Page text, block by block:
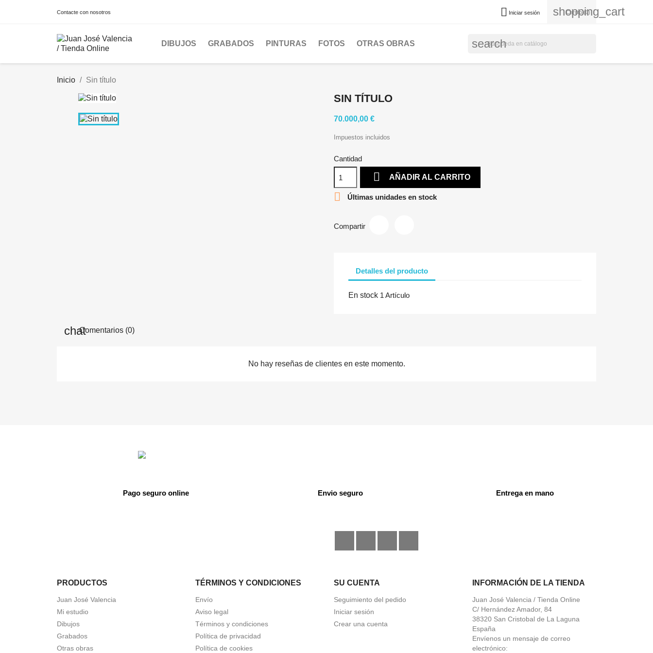
Contacte con nosotros  Iniciar sesión shopping_cart
Carrito (0)
DIBUJOS GRABADOS PINTURAS FOTOS OTRAS OBRAS search
Inicio Sin título
SIN TÍTULO
70.000,00 €
Impuestos incluidos
Cantidad
 AÑADIR AL CARRITO
 Últimas unidades en stock
Compartir
Detalles del producto
En stock 1 Artículo
Comentarios (0)
No hay reseñas de clientes en este momento.
Pago seguro online Envio seguro Entrega en mano
PRODUCTOS
Juan José Valencia
Mi estudio
Dibujos
Grabados
Otras obras
TÉRMINOS Y CONDICIONES
Envío
Aviso legal
Términos y condiciones
Política de privacidad
Política de cookies
SU CUENTA
Seguimiento del pedido
Iniciar sesión
Crear una cuenta
INFORMACIÓN DE LA TIENDA
Juan José Valencia / Tienda Online
C/ Hernández Amador, 84
38320 San Cristobal de La Laguna
España
Envíenos un mensaje de correo
electrónico: